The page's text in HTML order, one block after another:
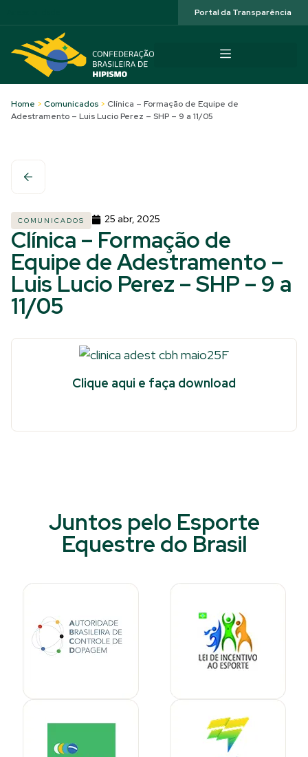
Portal da Transparência
Home > Comunicados > Clínica – Formação de Equipe de
Adestramento – Luis Lucio Perez – SHP – 9 a 11/05
COMUNICADOS 25 abr, 2025
Clínica – Formação de
Equipe de Adestramento –
Luis Lucio Perez – SHP – 9 a
11/05
Clique aqui e faça download
Juntos pelo Esporte
Equestre do Brasil